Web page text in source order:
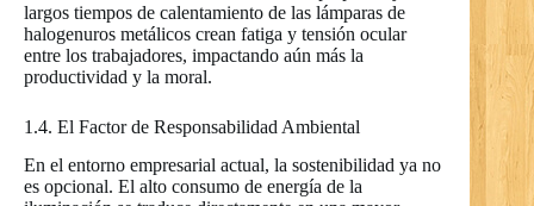
largos tiempos de calentamiento de las lámparas de
halogenuros metálicos crean fatiga y tensión ocular
entre los trabajadores, impactando aún más la
productividad y la moral.
1.4. El Factor de Responsabilidad Ambiental
En el entorno empresarial actual, la sostenibilidad ya no
es opcional. El alto consumo de energía de la